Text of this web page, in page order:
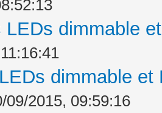
LEDs dimmable
dimmable
09/2015, 09:59:16